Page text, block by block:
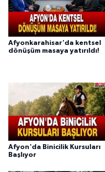
Afyonkarahisar'da kentsel
dönüşüm masaya yatırıldı!
Afyon'da Binicilik Kursuları
Başlıyor